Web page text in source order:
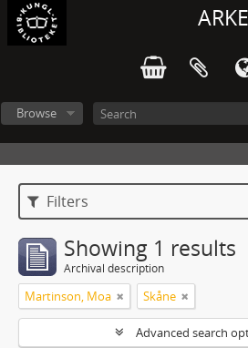
Browse
Filters
Showing 1 results
Archival description
Martinson, Moa Skåne
Advanced search